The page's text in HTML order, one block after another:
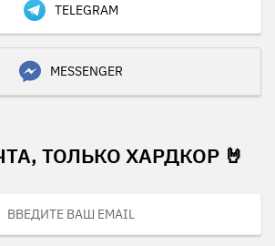
TELEGRAM
MESSENGER
ТОЛЬКО ХАРДКОР 🤘